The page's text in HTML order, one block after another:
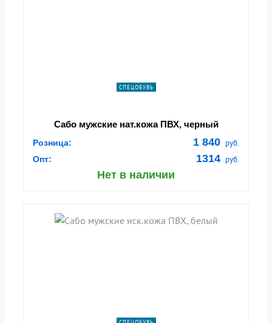
СПЕЦОБУВЬ
Сабо мужские нат.кожа ПВХ, черный
Розница: 1 840 руб.
Опт: 1314 руб.
Нет в наличии